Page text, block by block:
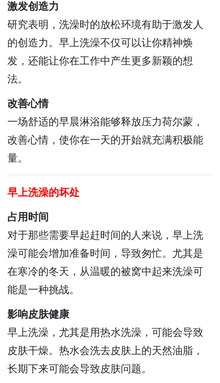
激发创造力
研究表明，洗澡时的放松环境有助于激发人
的创造力。早上洗澡不仅可以让你精神焕
发，还能让你在工作中产生更多新颖的想
法。
改善心情
一场舒适的早晨淋浴能够释放压力荷尔蒙，
改善心情，使你在一天的开始就充满积极能
量。
早上洗澡的坏处
占用时间
对于那些需要早起赶时间的人来说，早上洗
澡可能会增加准备时间，导致匆忙。尤其是
在寒冷的冬天，从温暖的被窝中起来洗澡可
能是一种挑战。
影响皮肤健康
早上洗澡，尤其是用热水洗澡，可能会导致
皮肤干燥。热水会洗去皮肤上的天然油脂，
长期下来可能会导致皮肤问题。